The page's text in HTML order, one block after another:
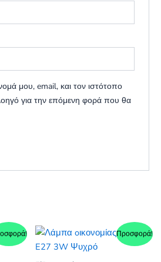
μου, email, και τον ιστότοπο
για την επόμενη φορά που θα
Προσφορά!